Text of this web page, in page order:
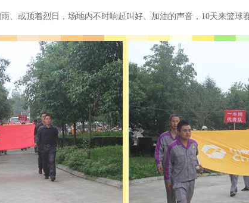
、或顶着烈日，场地内不时响起叫好、加油的声音，10天来篮球